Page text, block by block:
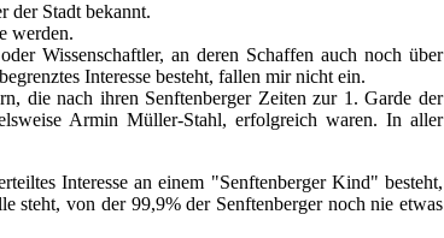
der Stadt bekannt.
werden.
Wissenschaftler, an deren Schaffen auch noch über
Interesse besteht, fallen mir nicht ein.
die nach ihren Senftenberger Zeiten zur 1. Garde der
Armin Müller-Stahl, erfolgreich waren. In aller
Interesse an einem "Senftenberger Kind" besteht,
steht, von der 99,9% der Senftenberger noch nie etwas